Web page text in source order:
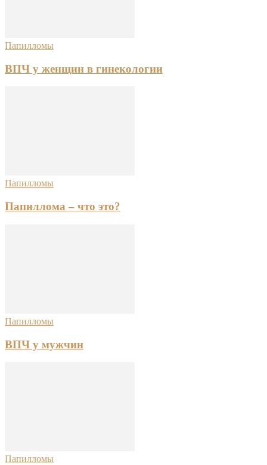
Папилломы
ВПЧ у женщин в гинекологии
Папилломы
Папиллома – что это?
Папилломы
ВПЧ у мужчин
Папилломы